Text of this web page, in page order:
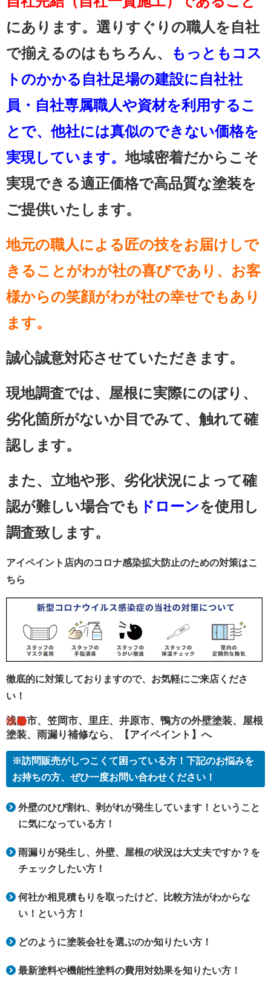
にあります。選りすぐりの職人を自社
で揃えるのはもちろん、
もっともコス
トのかかる自社足場の建設に自社社
員・自社専属職人や資材を利用するこ
とで、他社には真似のできない価格を
実現しています。地域密着だからこそ
実現できる適正価格で高品質な塗装を
ご提供いたします。
地元の職人による匠の技をお届けしで
きることがわが社の喜びであり、お客
様からの笑顔がわが社の幸せでもあり
ます。
誠心誠意対応させていただきます。
現地調査では、屋根に実際にのぼり、
劣化箇所がないか目でみて、触れて確
認します。
また、立地や形、劣化状況によって確
認が難しい場合でも ドローンを使用し
調査致します。
アイペイント店内のコロナ感染拡大防止のための対策はこ
ちら
徹底的に対策しておりますので、お気軽にご来店くださ
い！
浅口市、笠岡市、里庄、井原市、鴨方の外壁塗装、屋根
塗装、雨漏り補修なら、【アイペイント】へ
※訪問販売がしつこくて困っている方！下記のお悩みを
お持ちの方、ぜひ一度お問い合わせください！
外壁のひび割れ、剥がれが発生しています！ということ
に気になっている方！
雨漏りが発生し、外壁、屋根の状況は大丈夫ですか？を
チェックしたい方！
何社か相見積もりを取ったけど、比較方法がわからな
い！という方！
どのように塗装会社を選ぶのか知りたい方！
最新塗料や機能性塗料の費用対効果を知りたい方！